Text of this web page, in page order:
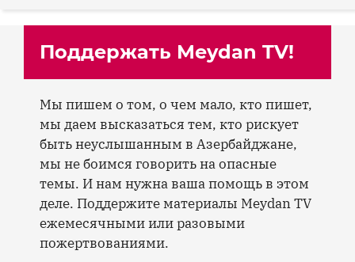
Поддержать Meydan TV!
Мы пишем о том, о чем мало, кто пишет,
мы даем высказаться тем, кто рискует
быть неуслышанным в Азербайджане,
мы не боимся говорить на опасные
темы. И нам нужна ваша помощь в этом
деле. Поддержите материалы Meydan TV
ежемесячными или разовыми
пожертвованиями.